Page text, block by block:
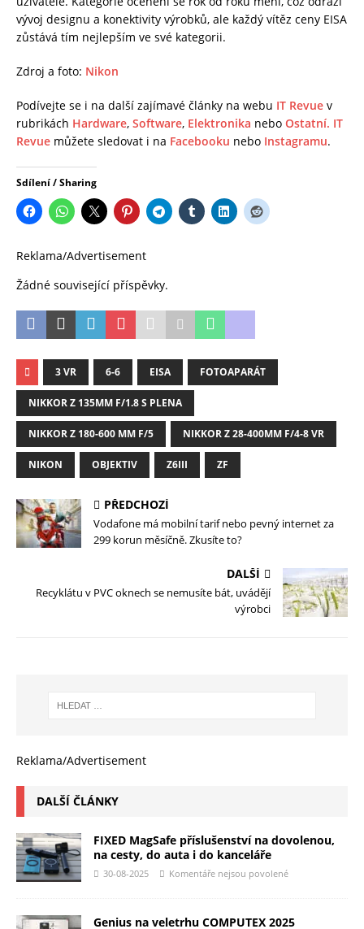
vývoj designu a konektivity výrobků, ale každý vítěz ceny EISA
zůstává tím nejlepším ve své kategorii.
Zdroj a foto: Nikon
Podívejte se i na další zajímavé články na webu IT Revue v
rubrikách Hardware, Software, Elektronika nebo Ostatní. IT
Revue můžete sledovat i na Facebooku nebo Instagramu.
Sdílení / Sharing
Reklama/Advertisement
Žádné související příspěvky.
3 VR 6-6 EISA FOTOAPARÁT
NIKKOR Z 135MM F/1.8 S PLENA
NIKKOR Z 180-600 MM F/5 NIKKOR Z 28-400MM F/4-8 VR
NIKON OBJEKTIV Z6III ZF
PŘEDCHOZÍ
Vodafone má mobilní tarif nebo pevný internet za
299 korun měsíčně. Zkusíte to?
DALŠÍ
Recyklátu v PVC oknech se nemusíte bát, uvádějí
výrobci
Reklama/Advertisement
DALŠÍ ČLÁNKY
FIXED MagSafe příslušenství na dovolenou,
na cesty, do auta i do kanceláře
30-08-2025 Komentáře nejsou povolené
Genius na veletrhu COMPUTEX 2025